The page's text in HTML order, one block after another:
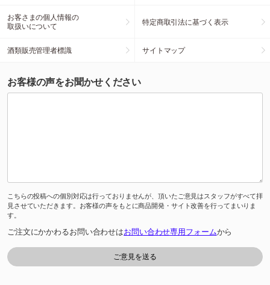
お客さまの個人情報の
取扱いについて
特定商取引法に基づく表示
酒類販売管理者標識 サイトマップ
お客様の声をお聞かせください
こちらの投稿への個別対応は行っておりませんが、頂いたご意見はスタッフがすべて拝
見させていただきます。お客様の声をもとに商品開発・サイト改善を行ってまいりま
す。
ご注文にかかわるお問い合わせはお問い合わせ専用フォームから